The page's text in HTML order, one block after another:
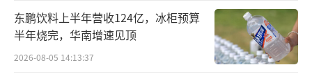
实际上，这已经不是美的第一次冲击港股I
东鹏饮料上半年营收124亿，冰柜预算
半年烧完，华南增速见顶
2026-08-05 14:13:37